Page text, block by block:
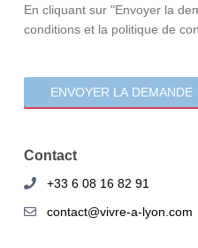
consentement
En cliquant sur "Envoyer la
conditions et la politique de
Contact
+33 6 08 16 82 91
contact@vivre-a-lyon.com